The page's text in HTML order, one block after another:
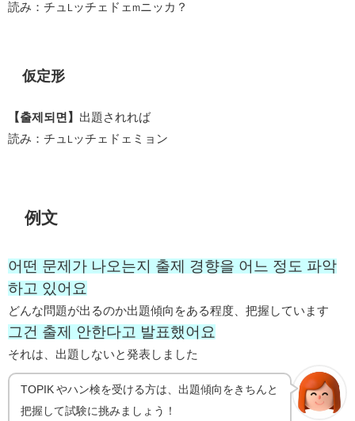
読み：チュ
ッチェドェ mニッカ？
仮定形
【출제되면】 出題されれば
読み：チュ
ッチェドェミョン
例文
어떤 문제가 나오는지 출제 경향을 어느 정도 파악
하고 있어요
どんな問題が出るのか出題傾向をある程度、把握しています
그건 출제 안한다고 발표했어요
それは、出題しないと発表しました
TOPIK やハン検を受ける方は、出題傾向をきちんと
把握して試験に挑みましょう！